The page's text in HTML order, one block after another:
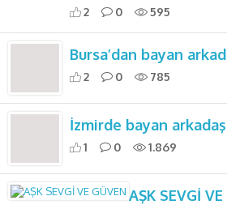
2 0 595
Bursa’dan bayan
2 0 785
İzmirde bayan
1 0 1.869
AŞK SEVGİ